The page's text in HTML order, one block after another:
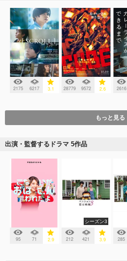
2175 6217 3.1 28779 9572 2.6 2616
もっと見る
出演・監督するドラマ 5作品
95 71 2.9
シーズン3
212 421 3.9 285